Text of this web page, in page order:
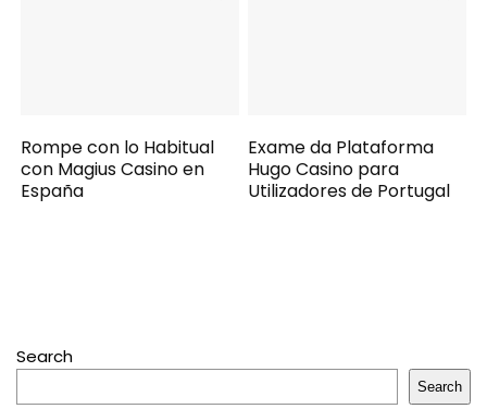
Rompe con lo Habitual
con Magius Casino en
España
Exame da Plataforma
Hugo Casino para
Utilizadores de Portugal
Search
Search